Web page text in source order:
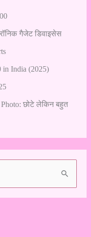
गैजेट डिवाइसेस
in India (2025)
छोटे लेकिन बहुत